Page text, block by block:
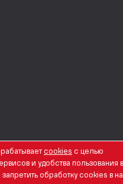
сookies с целью
и удобства пользования
обработку сookies в